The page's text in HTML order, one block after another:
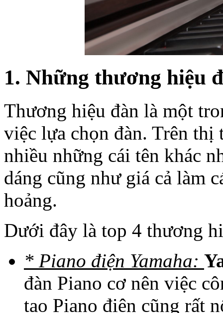
1. Những thương hiệu
Thương hiệu đàn là một
việc lựa chọn đàn. Trên
nhiều những cái tên khác
dáng cũng như giá cả làm
hoảng.
Dưới đây là top 4 thương
* Piano điện Yamaha:
đàn Piano cơ nên việc
tạo Piano điện cũng rất